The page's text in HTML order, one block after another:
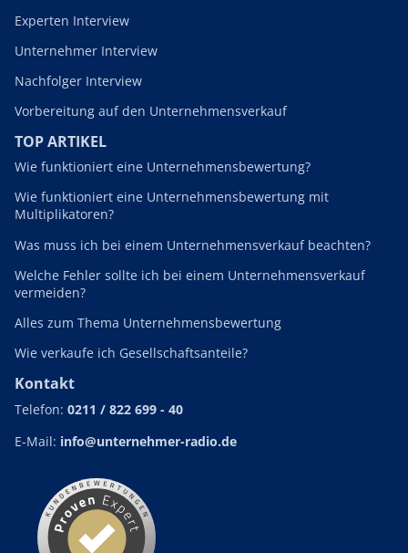
Experten Interview
Unternehmer Interview
Nachfolger Interview
Vorbereitung auf den Unternehmensverkauf
TOP ARTIKEL
Wie funktioniert eine Unternehmensbewertung?
Wie funktioniert eine Unternehmensbewertung mit
Multiplikatoren?
Was muss ich bei einem Unternehmensverkauf beachten?
Welche Fehler sollte ich bei einem Unternehmensverkauf
vermeiden?
Alles zum Thema Unternehmensbewertung
Wie verkaufe ich Gesellschaftsanteile?
Kontakt
Telefon: 0211 / 822 699 - 40
E-Mail: info@unternehmer-radio.de